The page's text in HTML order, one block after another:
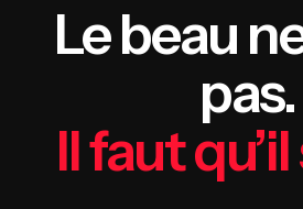
Le beau
pas.
Il faut